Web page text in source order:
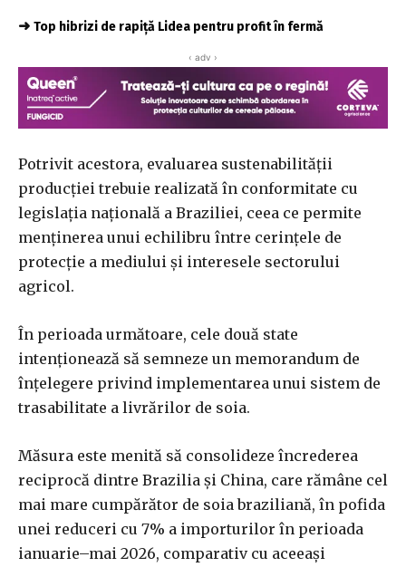
➜ Top hibrizi de rapiță Lidea pentru profit în fermă
‹ adv ›
Potrivit acestora, evaluarea sustenabilității
producției trebuie realizată în conformitate cu
legislația națională a Braziliei, ceea ce permite
menținerea unui echilibru între cerințele de
protecție a mediului și interesele sectorului
agricol.
În perioada următoare, cele două state
intenționează să semneze un memorandum de
înțelegere privind implementarea unui sistem de
trasabilitate a livrărilor de soia.
Măsura este menită să consolideze încrederea
reciprocă dintre Brazilia și China, care rămâne cel
mai mare cumpărător de soia braziliană, în pofida
unei reduceri cu 7% a importurilor în perioada
ianuarie–mai 2026, comparativ cu aceeași